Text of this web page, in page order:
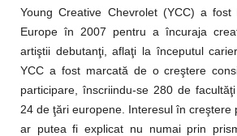
Young Creative Chevrolet (YCC) a
Europe în 2007 pentru a încuraja
artiştii debutanţi, aflaţi la începutul
YCC a fost marcată de o creştere
participare, înscriindu-se 280 de
24 de ţări europene. Interesul în creştere
ar putea fi explicat nu numai prin